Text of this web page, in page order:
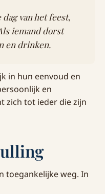
van het feest,
iemand dorst
en drinken.
in hun eenvoud en
en
zich tot ieder die zijn
toegankelijke weg. In